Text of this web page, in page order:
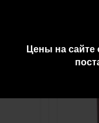
Цены на сайте